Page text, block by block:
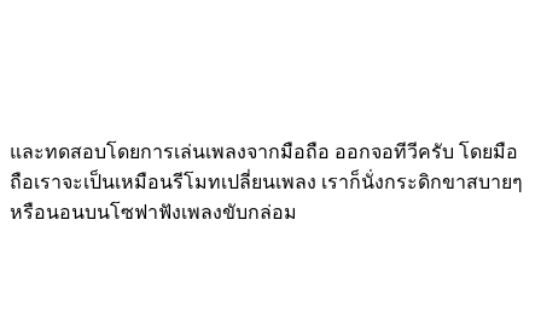
และทดสอบโดยการเล่นเพลงจากมือถือ ออกจอทีวีครับ โดยมือ
ถือเราจะเป็นเหมือนรีโมทเปลี่ยนเพลง เราก็นั่งกระดิกขาสบายๆ
หรือนอนบนโซฟาฟังเพลงขับกล่อม